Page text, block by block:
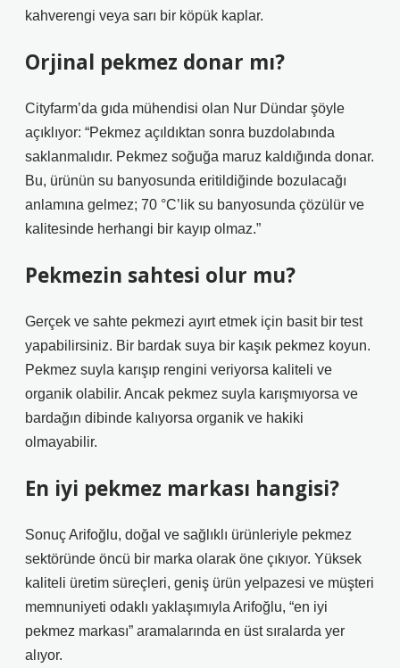
kahverengi veya sarı bir köpük kaplar.
Orjinal pekmez donar mı?
Cityfarm’da gıda mühendisi olan Nur Dündar şöyle
açıklıyor: “Pekmez açıldıktan sonra buzdolabında
saklanmalıdır. Pekmez soğuğa maruz kaldığında donar.
Bu, ürünün su banyosunda eritildiğinde bozulacağı
anlamına gelmez; 70 °C’lik su banyosunda çözülür ve
kalitesinde herhangi bir kayıp olmaz.”
Pekmezin sahtesi olur mu?
Gerçek ve sahte pekmezi ayırt etmek için basit bir test
yapabilirsiniz. Bir bardak suya bir kaşık pekmez koyun.
Pekmez suyla karışıp rengini veriyorsa kaliteli ve
organik olabilir. Ancak pekmez suyla karışmıyorsa ve
bardağın dibinde kalıyorsa organik ve hakiki
olmayabilir.
En iyi pekmez markası hangisi?
Sonuç Arifoğlu, doğal ve sağlıklı ürünleriyle pekmez
sektöründe öncü bir marka olarak öne çıkıyor. Yüksek
kaliteli üretim süreçleri, geniş ürün yelpazesi ve müşteri
memnuniyeti odaklı yaklaşımıyla Arifoğlu, “en iyi
pekmez markası” aramalarında en üst sıralarda yer
alıyor.